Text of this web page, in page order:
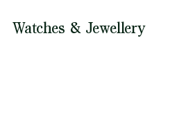
Watches & Jewellery